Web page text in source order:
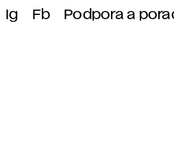
Ig Fb Podpora a